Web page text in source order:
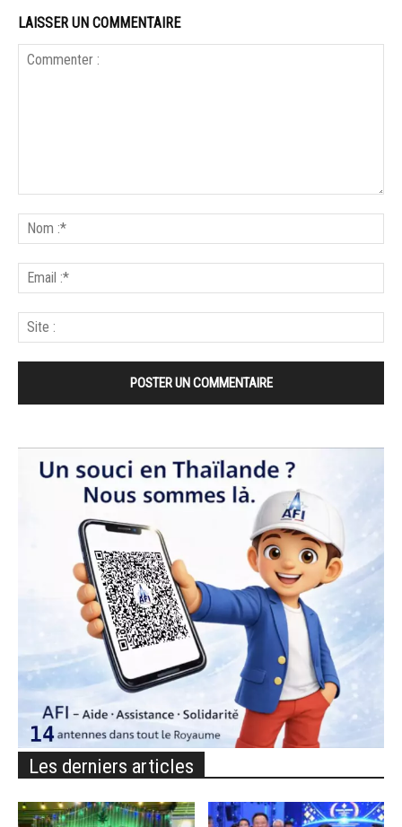
LAISSER UN COMMENTAIRE
Les derniers articles